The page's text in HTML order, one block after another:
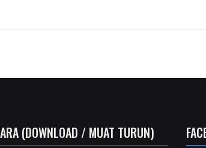
(DOWNLOAD / MUAT TURUN)